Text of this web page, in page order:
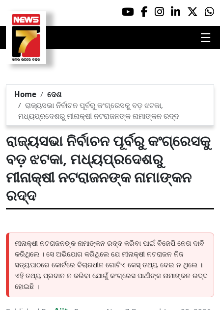
☰
Home
ଦେଶ
ରାଜ୍ୟସଭା ନିର୍ବାଚନ ପୂର୍ବରୁ କଂଗ୍ରେସକୁ ବଡ଼ ଝଟକା,
ମଧ୍ୟପ୍ରଦେଶରୁ ମୀନାକ୍ଷୀ ନଟରାଜନଙ୍କ ନାମାଙ୍କନ ରଦ୍ଦ
ରାଜ୍ୟସଭା ନିର୍ବାଚନ ପୂର୍ବରୁ କଂଗ୍ରେସକୁ
ବଡ଼ ଝଟକା, ମଧ୍ୟପ୍ରଦେଶରୁ
ମୀନାକ୍ଷୀ ନଟରାଜନଙ୍କ ନାମାଙ୍କନ
ରଦ୍ଦ
ମୀନାକ୍ଷୀ ନଟରାଜନଙ୍କ ନାମାଙ୍କନ ରଦ୍ଦ କରିବା ପାଇଁ ବିଜେପି ନେତା ଦାବି
କରିଥିଲେ । ସେ ଅଭିଯୋଗ କରିଥିଲେ ଯେ ମୀନାକ୍ଷୀ ନଟରାଜନ ନିଜ
ସତ୍ୟପାଠରେ କୋର୍ଟରେ ବିଚାରଧୀନ ଗୋଟିଏ କେସ୍ ତଥ୍ୟ ଦେଇ ନ ଥିଲେ ।
ଏହି ତଥ୍ୟ ପ୍ରଦାନ ନ କରିବା ଯୋଗୁଁ କଂଗ୍ରେସ ପାର୍ଥୀଙ୍କ ନାମାଙ୍କନ ରଦ୍ଦ
ହୋଇଛି ।